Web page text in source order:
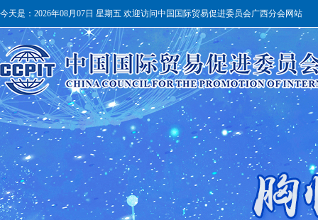
今天是： 2026年08月07日 星期五 欢迎访问中国国际贸易促进委员会广西分会网站